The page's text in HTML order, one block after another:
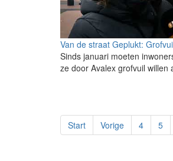
Van de straat Geplukt:
Sinds januari moeten
ze door Avalex grofvuil willen
Start Vorige 4 5